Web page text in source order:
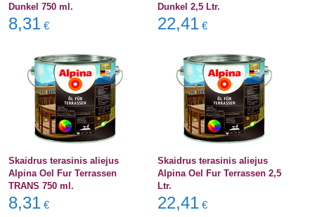
Dunkel 750 ml.
8,31 €
Dunkel 2,5 Ltr.
22,41 €
Skaidrus terasinis aliejus
Alpina Oel Fur Terrassen
TRANS 750 ml.
8,31 €
Skaidrus terasinis aliejus
Alpina Oel Fur Terrassen 2,5
Ltr.
22,41 €